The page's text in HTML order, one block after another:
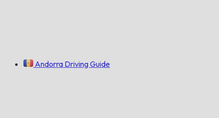
Andorra Driving Guide